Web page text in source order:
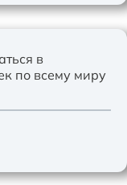
в
по всему миру